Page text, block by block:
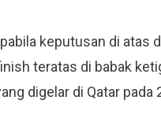
keputusan di atas
teratas di babak
digelar di Qatar pada